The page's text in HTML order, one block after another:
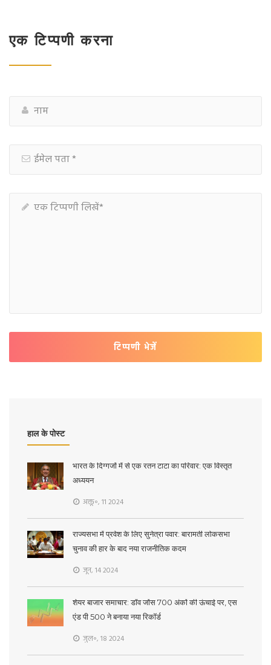
एक टिप्पणी करना
टिप्पणी भेजें
हाल के पोस्ट
भारत के दिग्गजों में से एक रतन टाटा का परिवार: एक विस्तृत
अध्ययन
अक्तू॰, 11 2024
राज्यसभा में प्रवेश के लिए सुनेत्रा पवार: बारामती लोकसभा
चुनाव की हार के बाद नया राजनीतिक कदम
जून, 14 2024
शेयर बाजार समाचार: डॉव जोंस 700 अंकों की ऊंचाई पर, एस
एंड पी 500 ने बनाया नया रिकॉर्ड
जुल॰, 18 2024